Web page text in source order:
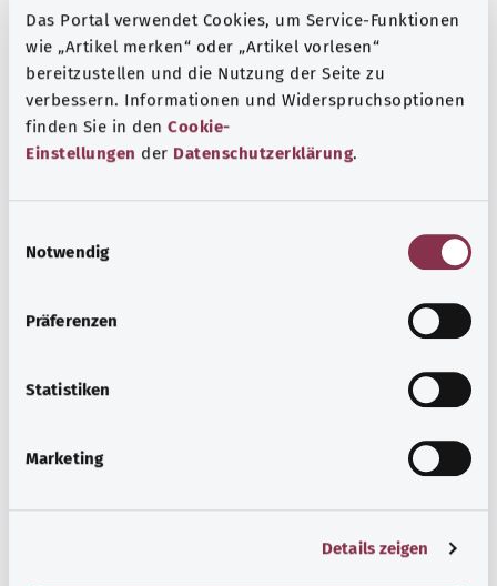
Das Portal verwendet Cookies, um Service-Funktionen
wie „Artikel merken“ oder „Artikel vorlesen“
bereitzustellen und die Nutzung der Seite zu
verbessern. Informationen und Widerspruchsoptionen
finden Sie in den Cookie-
Einstellungen der Datenschutzerklärung.
Notwendig
Präferenzen
Statistiken
Marketing
Details zeigen
настроение и самочувствие. Однако их регулярное
употребление может иметь тяжелые психические и